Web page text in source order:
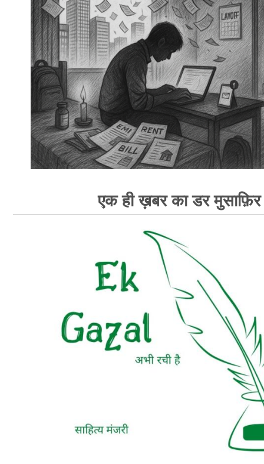
एक ही ख़बर का डर मुसाफ़िर